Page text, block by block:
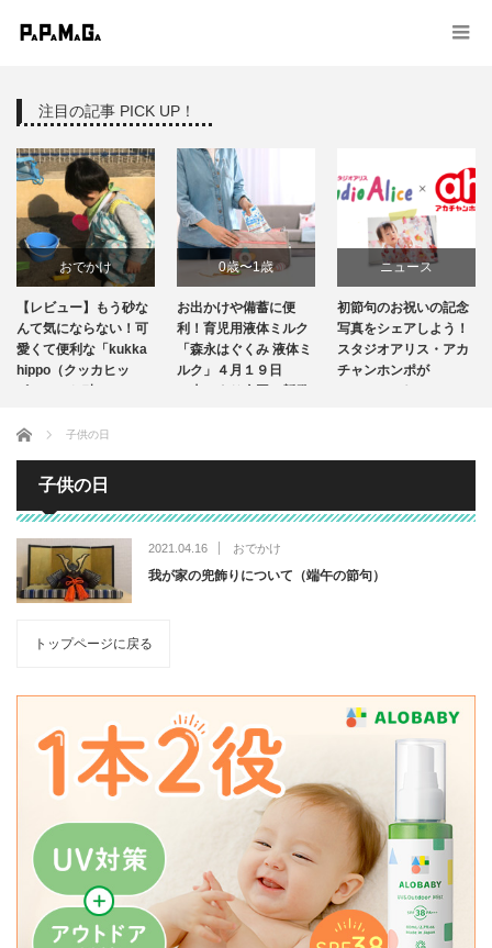
注目の記事 PICK UP！
おでかけ
商品レビュー
育児グッズ
【レビュー】もう砂な
んて気にならない！可
愛くて便利な「kukka
hippo（クッカヒッ
0歳〜1歳
ニュース
出産・育児情報
お出かけや備蓄に便
利！育児用液体ミルク
「森永はぐくみ 液体ミ
ルク」４月１９日
ニュース
初節句のお祝いの記念
写真をシェアしよう！
スタジオアリス・アカ
チャンホンポが
ホーム 子供の日
子供の日
2021.04.16 おでかけ
我が家の兜飾りについて（端午の節句）
トップページに戻る